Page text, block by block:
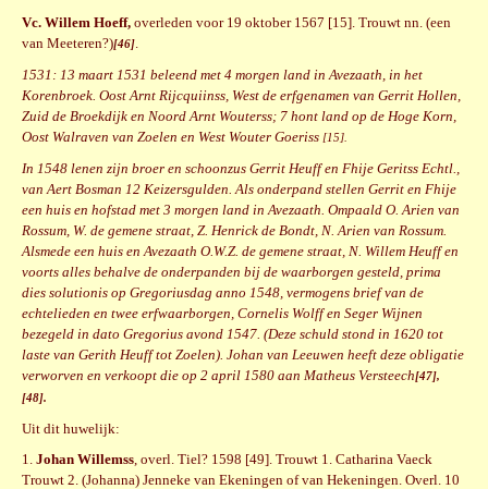
Vc. Willem Hoeff, overleden voor 19 oktober 1567 [15]. Trouwt nn. (een
van Meeteren?)[46].
1531: 13 maart 1531 beleend met 4 morgen land in Avezaath, in het
Korenbroek. Oost Arnt Rijcquiinss, West de erfgenamen van Gerrit Hollen,
Zuid de Broekdijk en Noord Arnt Wouterss; 7 hont land op de Hoge Korn,
Oost Walraven van Zoelen en West Wouter Goeriss [15].
In 1548 lenen zijn broer en schoonzus Gerrit Heuff en Fhije Geritss Echtl.,
van Aert Bosman 12 Keizersgulden. Als onderpand stellen Gerrit en Fhije
een huis en hofstad met 3 morgen land in Avezaath. Ompaald O. Arien van
Rossum, W. de gemene straat, Z. Henrick de Bondt, N. Arien van Rossum.
Alsmede een huis en Avezaath O.W.Z. de gemene straat, N. Willem Heuff en
voorts alles behalve de onderpanden bij de waarborgen gesteld, prima
dies solutionis op Gregoriusdag anno 1548, vermogens brief van de
echtelieden en twee erfwaarborgen, Cornelis Wolff en Seger Wijnen
bezegeld in dato Gregorius avond 1547. (Deze schuld stond in 1620 tot
laste van Gerith Heuff tot Zoelen). Johan van Leeuwen heeft deze obligatie
verworven en verkoopt die op 2 april 1580 aan Matheus Versteech[47],
[48].
Uit dit huwelijk:
1. Johan Willemss, overl. Tiel? 1598 [49]. Trouwt 1. Catharina Vaeck
Trouwt 2. (Johanna) Jenneke van Ekeningen of van Hekeningen. Overl. 10